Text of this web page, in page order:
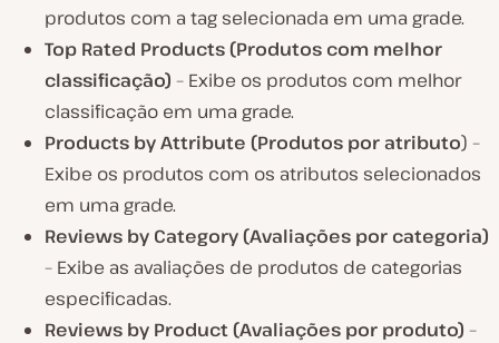
produtos com a tag selecionada em uma grade.
Top Rated Products(Produtos com melhor
classificação) – Exibe os produtos com melhor
classificação em uma grade.
Products by Attribute (Produtos por atributo) –
Exibe os produtos com os atributos selecionados
em uma grade.
Reviews by Category (Avaliações por categoria)
– Exibe as avaliações de produtos de categorias
especificadas.
Reviews by Product (Avaliações por produto) –